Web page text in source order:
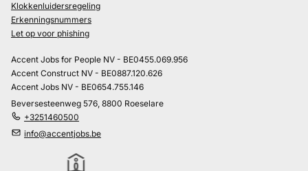
Klokkenluidersregeling
Erkenningsnummers
Let op voor phishing
Accent Jobs for People NV - BE0455.069.956
Accent Construct NV - BE0887.120.626
Accent Jobs NV - BE0654.755.146
Beversesteenweg 576, 8800 Roeselare
+3251460500
info@accentjobs.be